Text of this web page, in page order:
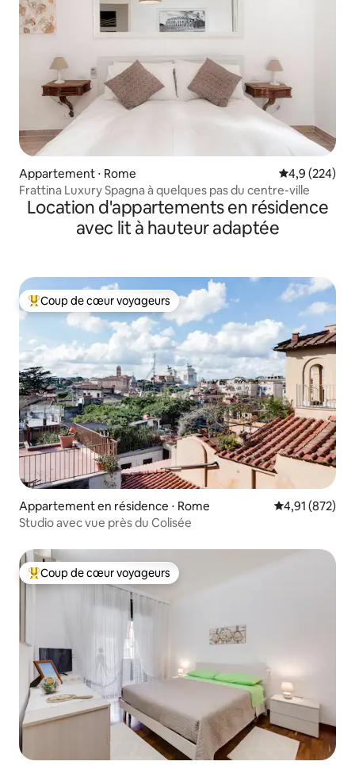
Appartement ⋅ Rome Évaluation
4,9 (224)
Frattina Luxury Spagna à quelques pas du centre-ville
Location d'appartements en résidence
avec lit à hauteur adaptée
Coups de cœur voyageurs les plus appréciés
Coup de cœur voyageurs
Appartement en résidence ⋅ Rome Évaluation
4,91 (872)
Studio avec vue près du Colisée
Coups de cœur voyageurs les plus appréciés
Coup de cœur voyageurs